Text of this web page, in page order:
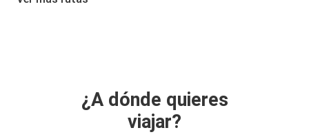
Santa Maria da Feira
¿A dónde quieres
viajar?